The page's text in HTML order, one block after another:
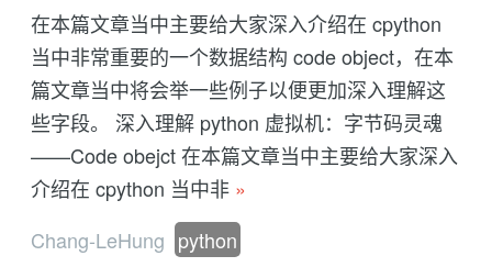
在本篇文章当中主要给大家深入介绍在 cpython
当中非常重要的一个数据结构 code object，在本
篇文章当中将会举一些例子以便更加深入理解这
些字段。 深入理解 python 虚拟机：字节码灵魂
——Code obejct 在本篇文章当中主要给大家深入
介绍在 cpython 当中非 »
Chang-LeHung python